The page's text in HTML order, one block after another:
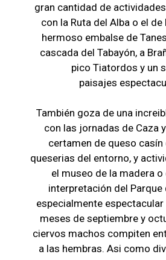
gran cantidad de
con la Ruta del Alba o el
hermoso embalse de
cascada del Tabayón, a
pico Tiatordos y un
paisajes
También goza de una
con las jornadas de Caza
certamen de queso
queserias del entorno, y
el museo de la madera o
interpretación del Parque
especialmente espectacular
meses de septiembre y
ciervos machos compiten
a las hembras. Asi como